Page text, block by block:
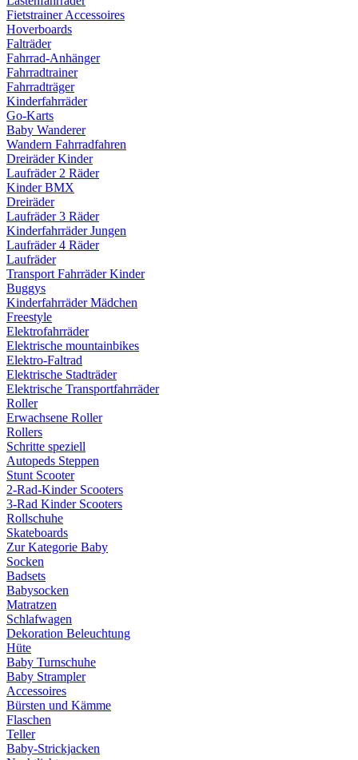
Fietstrainer Accessoires
Hoverboards
Falträder
Fahrrad-Anhänger
Fahrradtrainer
Fahrradträger
Kinderfahrräder
Go-Karts
Baby Wanderer
Wandern Fahrradfahren
Dreiräder Kinder
Laufräder 2 Räder
Kinder BMX
Dreiräder
Laufräder 3 Räder
Kinderfahrräder Jungen
Laufräder 4 Räder
Laufräder
Transport Fahrräder Kinder
Buggys
Kinderfahrräder Mädchen
Freestyle
Elektrofahrräder
Elektrische mountainbikes
Elektro-Faltrad
Elektrische Stadträder
Elektrische Transportfahrräder
Roller
Erwachsene Roller
Rollers
Schritte speziell
Autopeds Steppen
Stunt Scooter
2-Rad-Kinder Scooters
3-Rad Kinder Scooters
Rollschuhe
Skateboards
Zur Kategorie Baby
Socken
Badsets
Babysocken
Matratzen
Schlafwagen
Dekoration Beleuchtung
Hüte
Baby Turnschuhe
Baby Strampler
Accessoires
Bürsten und Kämme
Flaschen
Teller
Baby-Strickjacken